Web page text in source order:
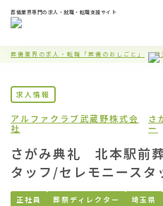
葬儀業界専門の求人・就職・転職支援サイト
葬儀業界の求人・転職「葬儀のおしごと」 埼
求人情報
アルファクラブ武蔵野株式会
社
さ
ー
さがみ典礼 北本駅前
タッフ/セレモニースタ
正社員 葬祭ディレクター 埼玉県